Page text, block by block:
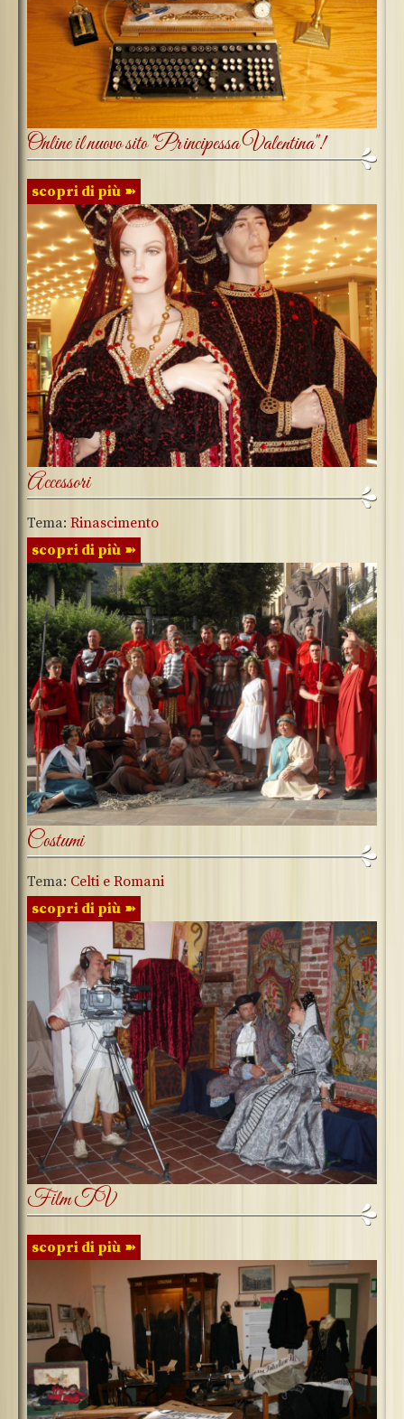
Online il nuovo sito "Principessa Valentina"!
scopri di più
Accessori
Tema: Rinascimento
scopri di più
Costumi
Tema: Celti e Romani
scopri di più
Film TV
scopri di più